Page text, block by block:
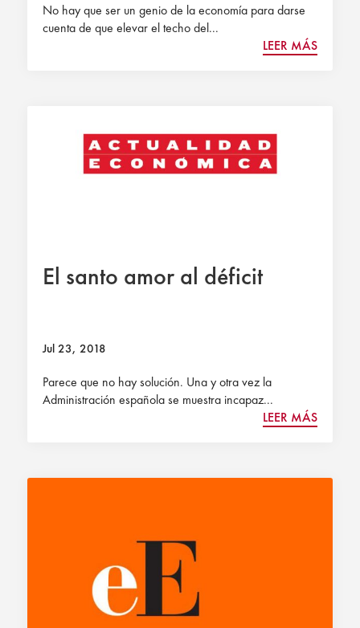
No hay que ser un genio de la economía para darse
cuenta de que elevar el techo del...
LEER MÁS
El santo amor al déficit
Jul 23, 2018
Parece que no hay solución. Una y otra vez la
Administración española se muestra incapaz...
LEER MÁS